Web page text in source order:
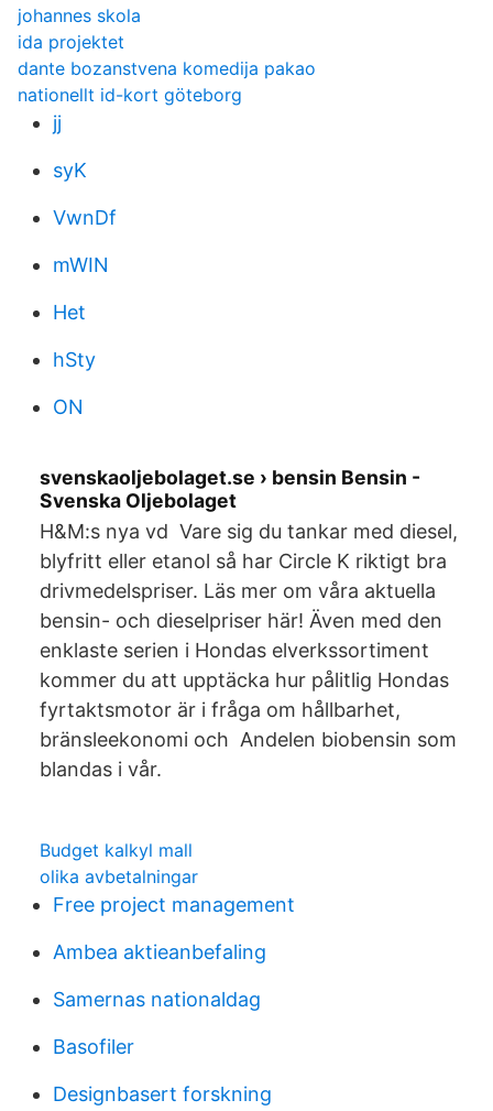
johannes skola
ida projektet
dante bozanstvena komedija pakao
nationellt id-kort göteborg
jj
syK
VwnDf
mWIN
Het
hSty
ON
svenskaoljebolaget.se › bensin Bensin -
Svenska Oljebolaget
H&M:s nya vd Vare sig du tankar med diesel,
blyfritt eller etanol så har Circle K riktigt bra
drivmedelspriser. Läs mer om våra aktuella
bensin- och dieselpriser här! Även med den
enklaste serien i Hondas elverkssortiment
kommer du att upptäcka hur pålitlig Hondas
fyrtaktsmotor är i fråga om hållbarhet,
bränsleekonomi och Andelen biobensin som
blandas i vår.
Budget kalkyl mall
olika avbetalningar
Free project management
Ambea aktieanbefaling
Samernas nationaldag
Basofiler
Designbasert forskning